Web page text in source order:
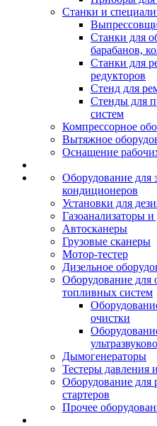
Станки и
Станки для
барабанов,
Станки для
редукторов
Стенд для
Стенды для
систем
Компрессорное
Вытяжное
Оснащение
Оборудование для
кондиционеров
Установки для
Газоанализаторы
Автосканеры
Грузовые сканеры
Мотор-тестер
Дизельное
Оборудование для
топливных систем
очистки
Дымогенераторы
Тестеры давления
Оборудование для
стартеров
Прочее